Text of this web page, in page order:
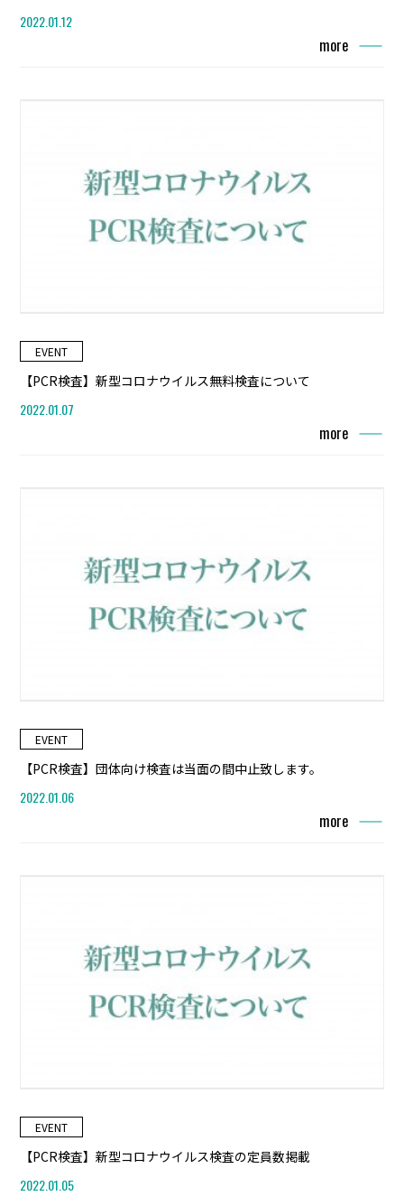
2022.01.12
more
EVENT
【PCR検査】新型コロナウイルス無料検査について
2022.01.07
more
EVENT
【PCR検査】団体向け検査は当面の間中止致します。
2022.01.06
more
EVENT
【PCR検査】新型コロナウイルス検査の定員数掲載
2022.01.05